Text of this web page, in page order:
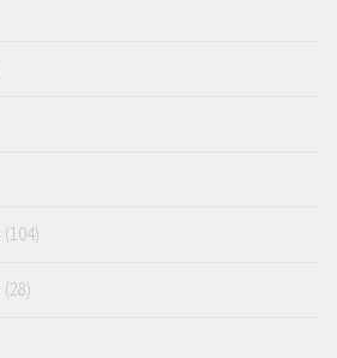
(104)
(28)